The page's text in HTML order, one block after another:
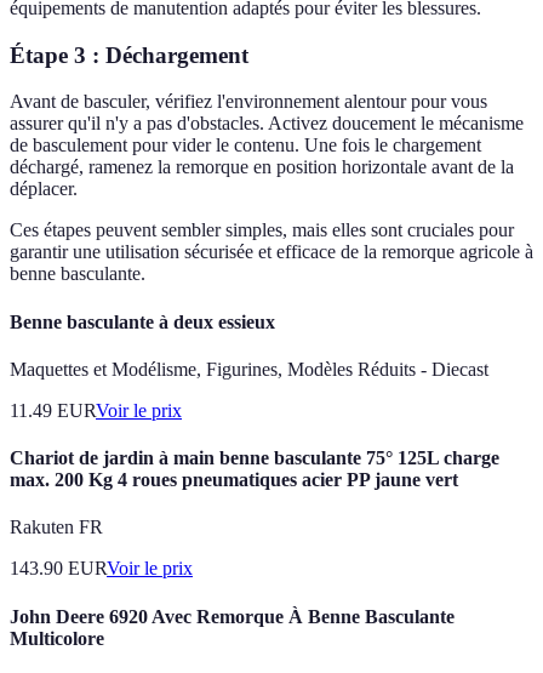
équipements de manutention adaptés pour éviter les blessures.
Étape 3 : Déchargement
Avant de basculer, vérifiez l'environnement alentour pour vous
assurer qu'il n'y a pas d'obstacles. Activez doucement le mécanisme
de basculement pour vider le contenu. Une fois le chargement
déchargé, ramenez la remorque en position horizontale avant de la
déplacer.
Ces étapes peuvent sembler simples, mais elles sont cruciales pour
garantir une utilisation sécurisée et efficace de la remorque agricole à
benne basculante.
Benne basculante à deux essieux
Maquettes et Modélisme, Figurines, Modèles Réduits - Diecast
11.49 EURVoir le prix
Chariot de jardin à main benne basculante 75° 125L charge
max. 200 Kg 4 roues pneumatiques acier PP jaune vert
Rakuten FR
143.90 EURVoir le prix
John Deere 6920 Avec Remorque À Benne Basculante
Multicolore